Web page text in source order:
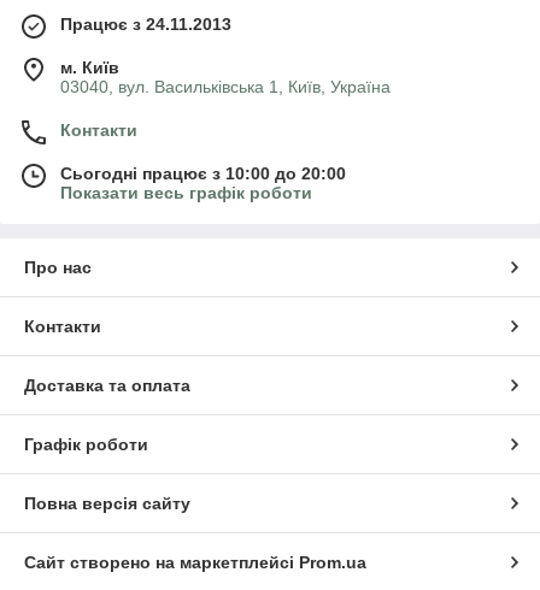
Працює з 24.11.2013
м. Київ
03040, вул. Васильківська 1, Київ, Україна
Контакти
Сьогодні працює з 10:00 до 20:00
Показати весь графік роботи
Про нас
Контакти
Доставка та оплата
Графік роботи
Повна версія сайту
Сайт створено на маркетплейсі Prom.ua